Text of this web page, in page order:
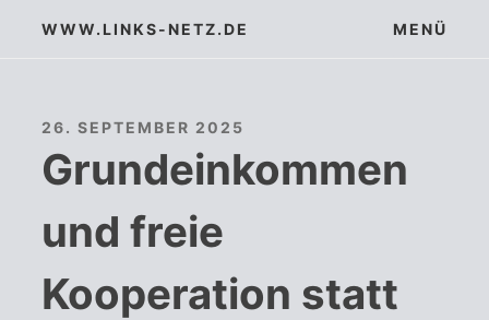
WWW.LINKS-NETZ.DE MENÜ
Grundeinkommen
und freie
Kooperation statt
26. SEPTEMBER 2025